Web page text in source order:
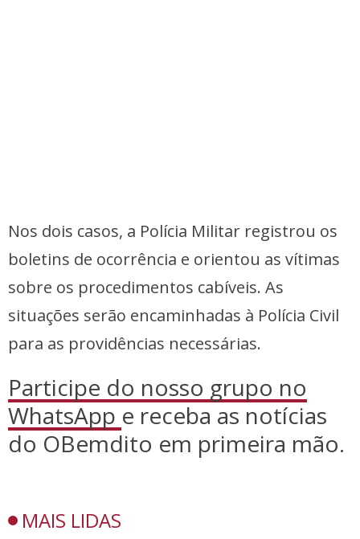
Nos dois casos, a Polícia Militar registrou os
boletins de ocorrência e orientou as vítimas
sobre os procedimentos cabíveis. As
situações serão encaminhadas à Polícia Civil
para as providências necessárias.
Participe do nosso grupo no
WhatsApp e receba as notícias
do OBemdito em primeira mão.
MAIS LIDAS